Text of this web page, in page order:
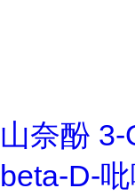
山奈酚 3-
beta-D-